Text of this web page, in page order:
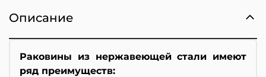
Описание
Раковины из нержавеющей стали имеют
ряд преимуществ: